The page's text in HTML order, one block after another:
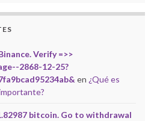
Verify =>>
2868-12-25?
en ¿Qué es
bitcoin. Go to withdrawal